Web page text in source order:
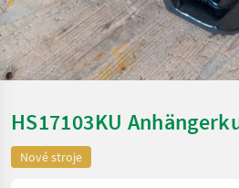
HS17103KU
Nové stroje